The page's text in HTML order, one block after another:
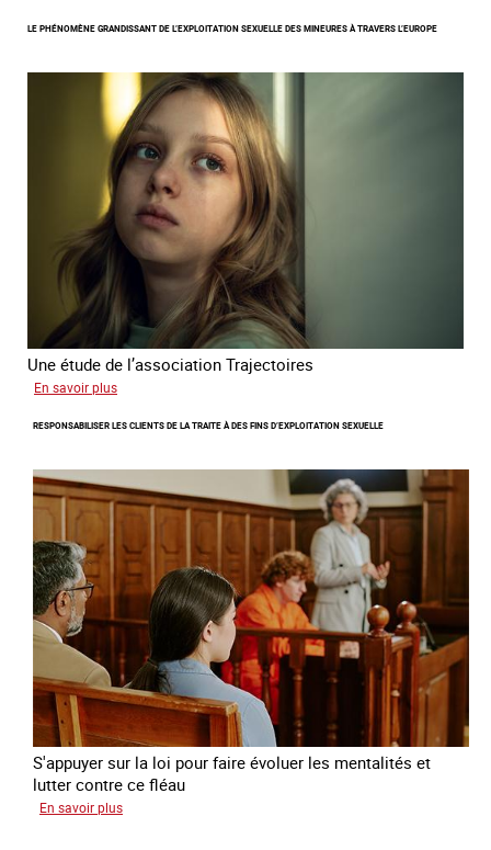
regard
l'OCRTEH
l'exploitation
sexuelle
en
France
2025
LE PHÉNOMÈNE GRANDISSANT DE L’EXPLOITATION SEXUELLE DES MINEURES À TRAVERS L’EUROPE
Une étude de l’association Trajectoires
En savoir plus
phénomène
de
l’exploitation
sexuelle
mineures
à
travers
l’Europe
RESPONSABILISER LES CLIENTS DE LA TRAITE À DES FINS D’EXPLOITATION SEXUELLE
S'appuyer sur la loi pour faire évoluer les mentalités et
lutter contre ce fléau
En savoir plus